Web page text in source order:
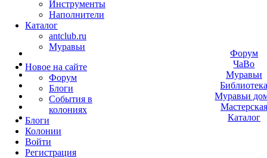
Инструменты
Наполнители
Каталог
antclub.ru
Муравьи
Новое на сайте
Форум
Блоги
События в
колониях
Блоги
Колонии
Войти
Peгиcтpaция
Форум
ЧаВо
Муравьи
Муравьи
Мастерская
Каталог